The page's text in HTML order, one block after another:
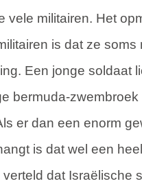
vele militairen. Het
is dat ze soms
Een jonge soldaat
bermuda-zwembroek
er dan een enorm
is dat wel een
verteld dat Israëlische